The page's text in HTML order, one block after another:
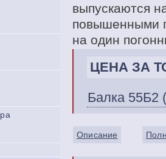
выпускаются
повышенными
на один
ЦЕНА ЗА
Балка 55Б2
Описание